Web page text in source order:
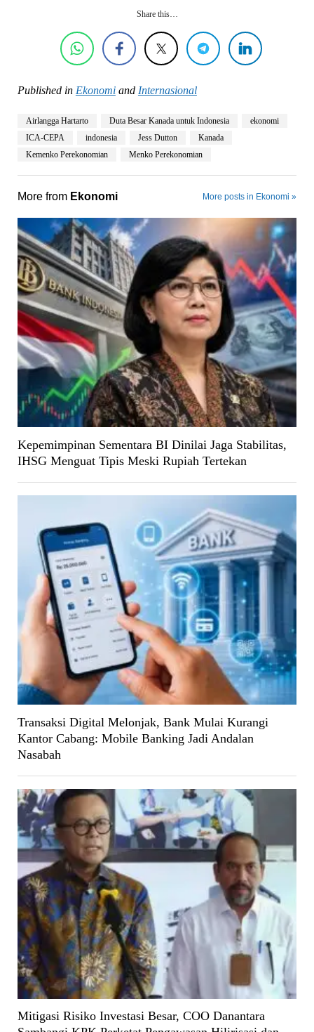
Share this…
Published in Ekonomiand Internasional
Airlangga Hartarto Duta Besar Kanada untuk Indonesia
ekonomi
ICA-CEPA
indonesia Jess Dutton
Kanada
Kemenko Perekonomian
Menko Perekonomian
More from Ekonomi More posts in Ekonomi »
Kepemimpinan Sementara BI Dinilai Jaga Stabilitas,
IHSG Menguat Tipis Meski Rupiah Tertekan
Transaksi Digital Melonjak, Bank Mulai Kurangi
Kantor Cabang: Mobile Banking Jadi Andalan
Nasabah
Mitigasi Risiko Investasi Besar, COO Danantara